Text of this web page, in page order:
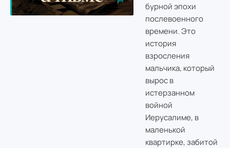
бурной эпохи
послевоенного
времени. Это
история
взросления
мальчика, который
вырос в
истерзанном
войной
Иерусалиме, в
маленькой
квартирке, забитой